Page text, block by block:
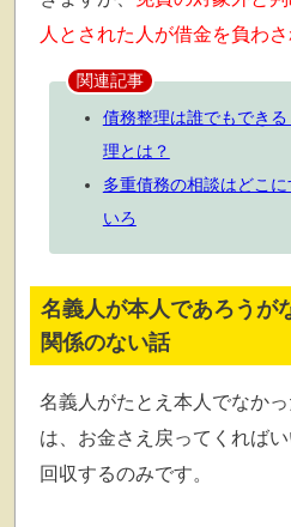
人とされた人が借金を負わ
関連記事
債務整理は誰でもでき
理とは？
多重債務の相談はどこ
いろ
名義人が本人であろうが
関係のない話
名義人がたとえ本人でなか
は、お金さえ戻ってくれば
回収するのみです。